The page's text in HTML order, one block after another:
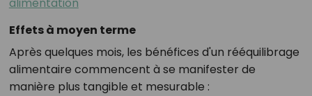
alimentation
Effets à moyen terme
Après quelques mois, les bénéfices d'un rééquilibrage
alimentaire commencent à se manifester de
manière plus tangible et mesurable :